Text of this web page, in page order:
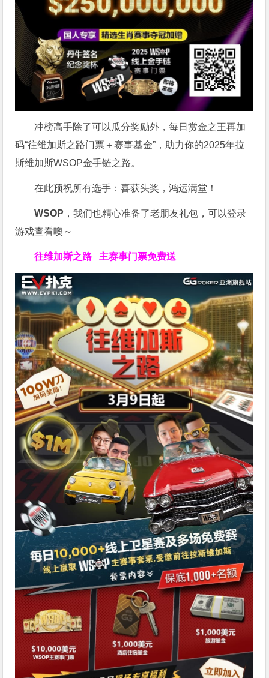
冲榜高手除了可以瓜分奖励外，每日赏金之王再加
码“往维加斯之路门票＋赛事基金”，助力你的2025年拉
斯维加斯WSOP金手链之路。
在此预祝所有选手：喜获头奖，鸿运满堂！
WSOP ，我们也精心准备了老朋友礼包，可以登录
游戏查看噢～
往维加斯之路主赛事门票免费送